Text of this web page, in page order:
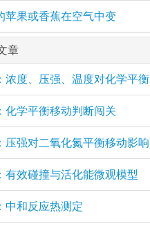
苹果或香蕉在空气中变
章
浓度、压强、温度对化学平
化学平衡移动判断闯关
压强对二氧化氮平衡移动影响
有效碰撞与活化能微观模型
中和反应热测定